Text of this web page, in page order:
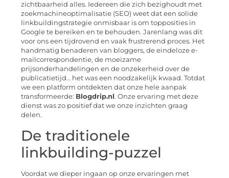
zichtbaarheid alles. Iedereen die zich bezighoudt met
zoekmachineoptimalisatie (SEO) weet dat een solide
linkbuildingstrategie onmisbaar is om topposities in
Google te bereiken en te behouden. Jarenlang was dit
voor ons een tijdrovend en vaak frustrerend proces. Het
handmatig benaderen van bloggers, de eindeloze e-
mailcorrespondentie, de moeizame
prijsonderhandelingen en de onzekerheid over de
publicatietijd… het was een noodzakelijk kwaad. Totdat
we een platform ontdekten dat onze hele aanpak
transformeerde: Blogdrip.nl. Onze ervaring met deze
dienst was zo positief dat we onze inzichten graag
delen.
De traditionele
linkbuilding-puzzel
Voordat we dieper ingaan op onze ervaringen met